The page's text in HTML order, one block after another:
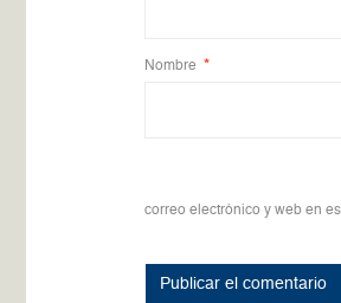
Nombre *
correo electrónico y web en